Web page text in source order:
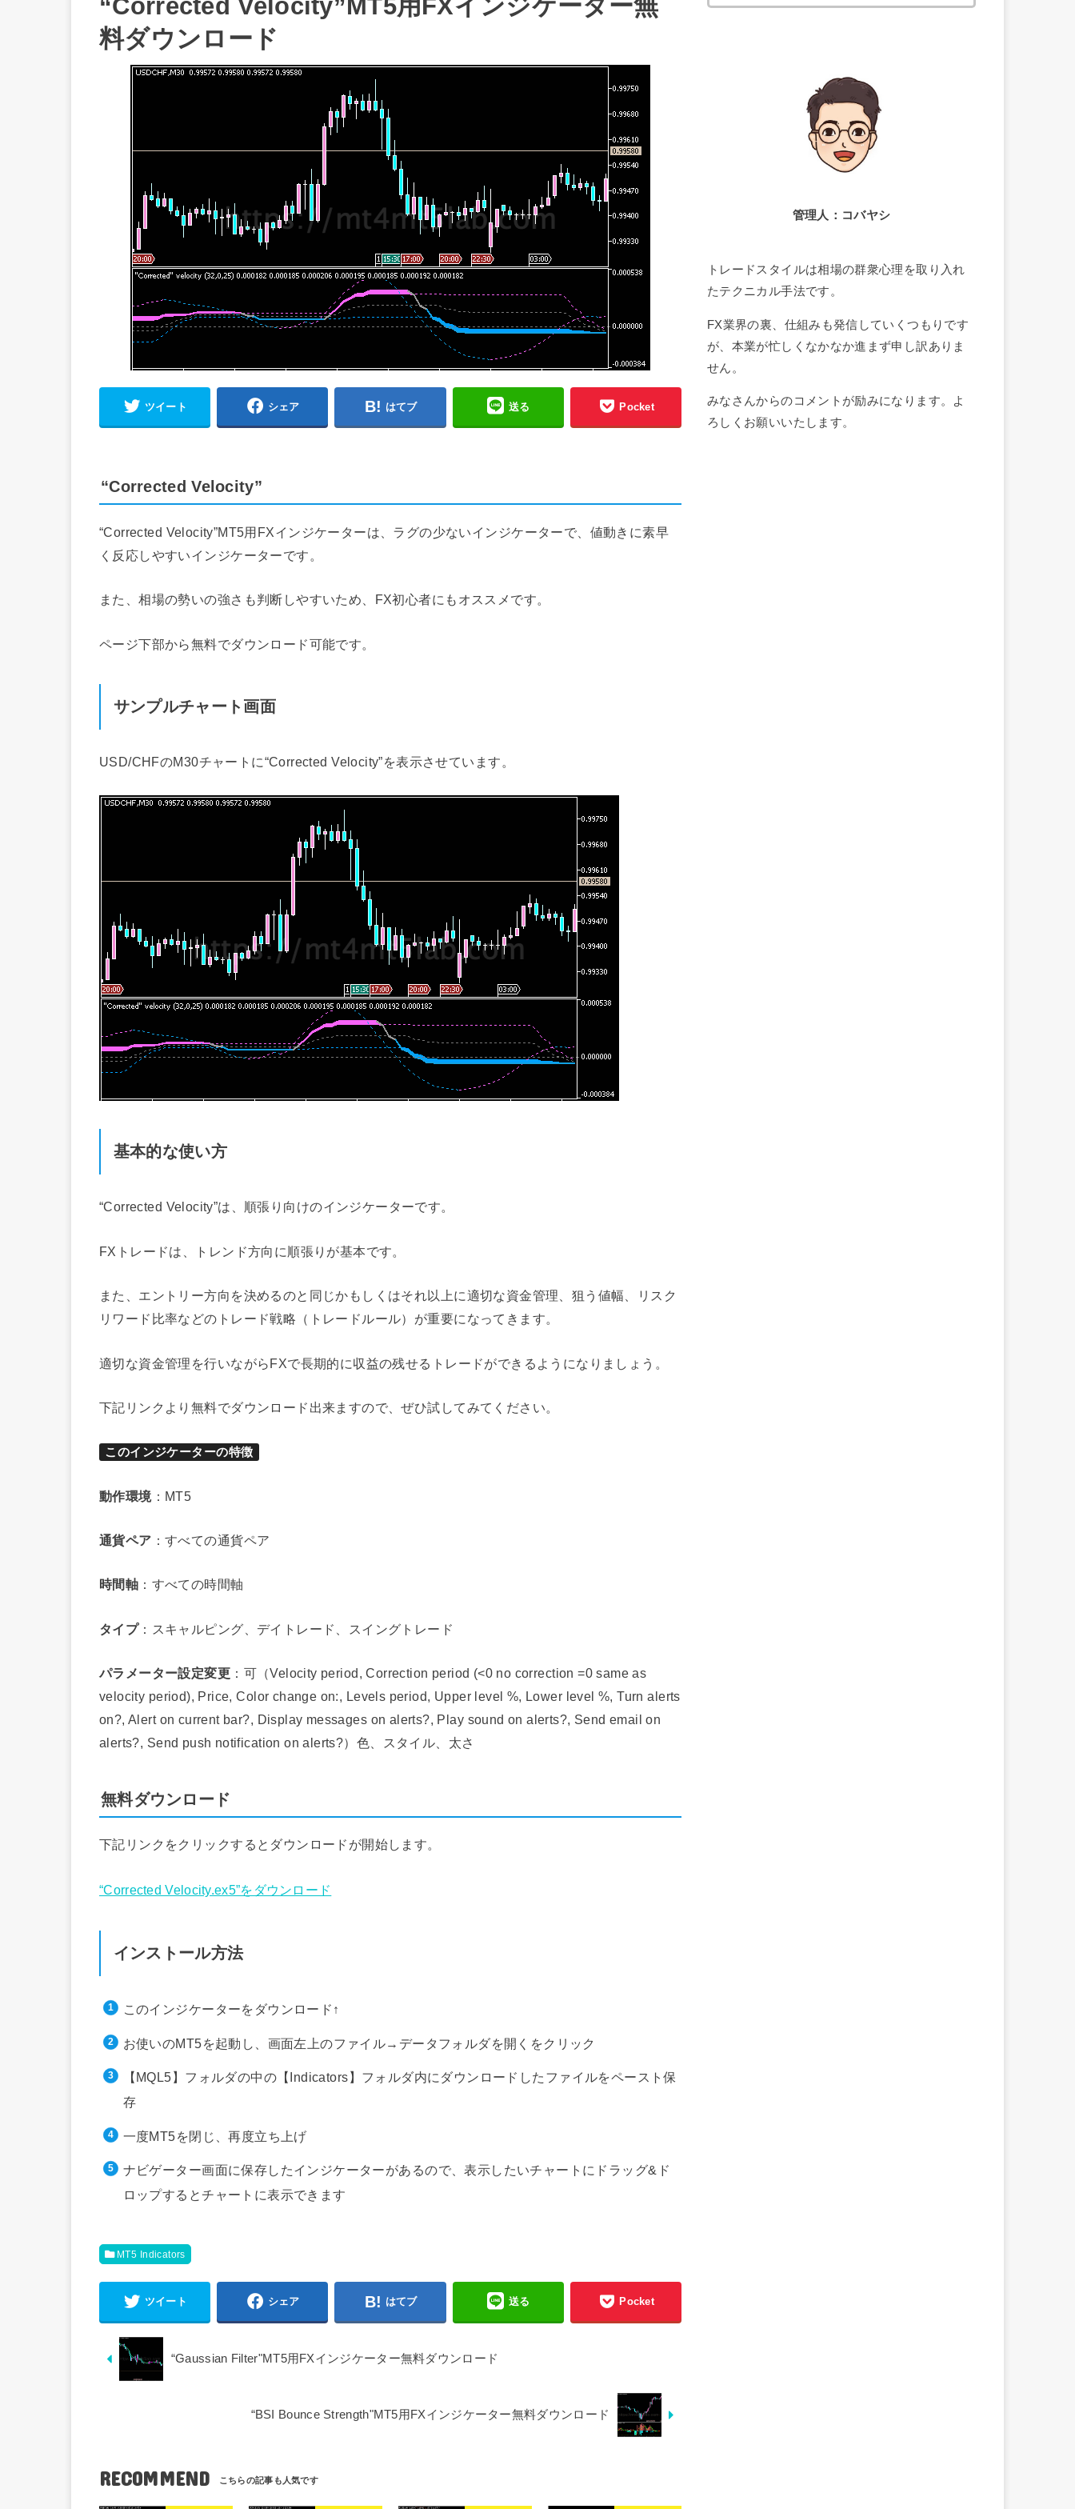
“Corrected Velocity”MT5用FXインジケーター無
料ダウンロード
ツイート シェア はてブ 送る Pocket
“Corrected Velocity”
“Corrected Velocity”MT5用FXインジケーターは、ラグの少ないインジケーターで、値動きに素早
く反応しやすいインジケーターです。
また、相場の勢いの強さも判断しやすいため、FX初心者にもオススメです。
ページ下部から無料でダウンロード可能です。
サンプルチャート画面
USD/CHFのM30チャートに“Corrected Velocity”を表示させています。
基本的な使い方
“Corrected Velocity”は、順張り向けのインジケーターです。
FXトレードは、トレンド方向に順張りが基本です。
また、エントリー方向を決めるのと同じかもしくはそれ以上に適切な資金管理、狙う値幅、リスク
リワード比率などのトレード戦略（トレードルール）が重要になってきます。
適切な資金管理を行いながらFXで長期的に収益の残せるトレードができるようになりましょう。
下記リンクより無料でダウンロード出来ますので、ぜひ試してみてください。
このインジケーターの特徴
動作環境：MT5
通貨ペア ：すべての通貨ペア
時間軸 ：すべての時間軸
タイプ：スキャルピング、デイトレード、スイングトレード
パラメーター設定変更 ：可（Velocity period, Correction period (<0 no correction =0 same as
velocity period), Price, Color change on:, Levels period, Upper level %, Lower level %, Turn alerts
on?, Alert on current bar?, Display messages on alerts?, Play sound on alerts?, Send email on
alerts?, Send push notification on alerts?）色、スタイル、太さ
無料ダウンロード
下記リンクをクリックするとダウンロードが開始します。
“Corrected Velocity.ex5”をダウンロード
インストール方法
このインジケーターをダウンロード↑
お使いのMT5を起動し、画面左上のファイル→データフォルダを開くをクリック
【MQL5】フォルダの中の【Indicators】フォルダ内にダウンロードしたファイルをペースト保
存
一度MT5を閉じ、再度立ち上げ
ナビゲーター画面に保存したインジケーターがあるので、表示したいチャートにドラッグ&ド
ロップするとチャートに表示できます
MT5 Indicators
ツイート シェア はてブ 送る Pocket
“Gaussian Filter"MT5用FXインジケーター無料ダウンロード
“BSI Bounce Strength"MT5用FXインジケーター無料ダウンロード
RECOMMEND
索:
管理人：コバヤシ
トレードスタイルは相場の群衆心理を取り入れ
たテクニカル手法です。
FX業界の裏、仕組みも発信していくつもりです
が、本業が忙しくなかなか進まず申し訳ありま
せん。
みなさんからのコメントが励みになります。よ
ろしくお願いいたします。